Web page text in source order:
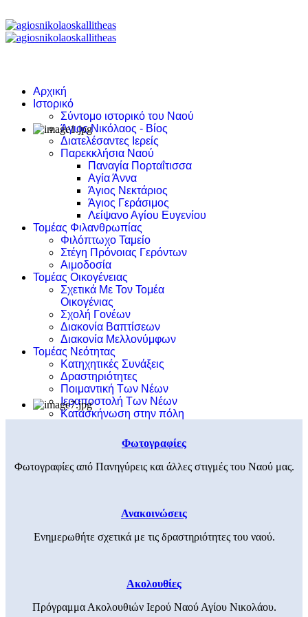
Αρχική
Ιστορικό
Σύντομο ιστορικό του Ναού
Άγιος Νικόλαος - Βίος
Διατελέσαντες Ιερείς
Παρεκκλήσια Ναού
Παναγία Πορταΐτισσα
Αγία Άννα
Άγιος Νεκτάριος
Άγιος Γεράσιμος
Λείψανο Αγίου Ευγενίου
Τομέας Φιλανθρωπίας
Φιλόπτωχο Ταμείο
Στέγη Πρόνοιας Γερόντων
Αιμοδοσία
Τομέας Οικογένειας
Σχετικά Με Τον Τομέα
Οικογένιας
Σχολή Γονέων
Διακονία Βαπτίσεων
Διακονία Μελλονύμφων
Τομέας Νεότητας
Κατηχητικές Συνάξεις
Δραστηριότητες
Ποιμαντική Των Νέων
Ιεραποστολή Των Νέων
Κατασκήνωση στην πόλη
Φωτογραφίες
Φωτογραφίες από Πανηγύρεις και άλλες στιγμές του Ναού μας.
Ανακοινώσεις
Ενημερωθήτε σχετικά με τις δραστηριότητες του ναού.
Ακολουθίες
Πρόγραμμα Ακολουθιών Ιερού Ναού Αγίου Νικολάου.